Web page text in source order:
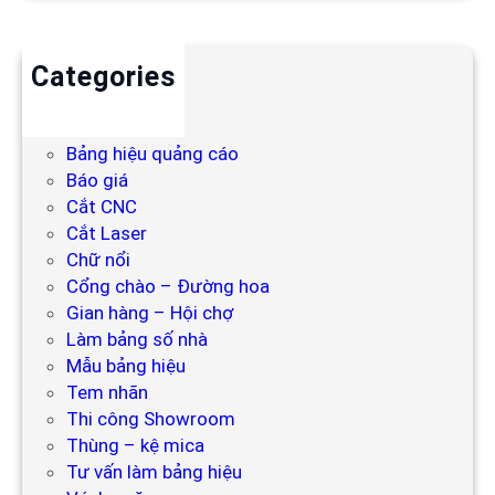
Categories
Bảng hiệu quảng cáo
Báo giá
Cắt CNC
Cắt Laser
Chữ nổi
Cổng chào – Đường hoa
Gian hàng – Hội chợ
Làm bảng số nhà
Mẫu bảng hiệu
Tem nhãn
Thi công Showroom
Thùng – kệ mica
Tư vấn làm bảng hiệu